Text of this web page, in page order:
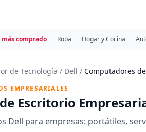
más comprado Ropa Hogar y Cocina
de Tecnología / Dell / Computadores
EMPRESARIALES
de Escritorio
Dell para empresas: portátiles,